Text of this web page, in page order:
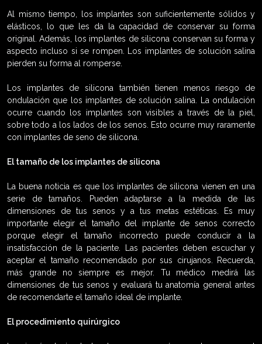
Al mismo tiempo, los implantes son suficientemente sólidos y
elásticos, lo que les da la capacidad de conservar su forma
original. Además, los implantes de silicona conservan su forma y
aspecto incluso si se rompen. Los implantes de solución salina
pierden su forma al romperse.
Los implantes de silicona también tienen menos riesgo de
ondulación que los implantes de solución salina. La ondulación
ocurre cuando los implantes son visibles a través de la piel,
sobre todo a los lados de los senos. Esto ocurre muy raramente
con implantes de seno de silicona.
El tamaño de los implantes de silicona
La buena noticia es que los implantes de silicona vienen en una
serie de tamaños. Pueden adaptarse a la medida de las
dimensiones de tus senos y a tus metas estéticas. Es muy
importante elegir el tamaño del implante de senos correcto
porque elegir el tamaño incorrecto puede conducir a la
insatisfacción de la paciente. Las pacientes deben escuchar y
aceptar el tamaño recomendado por sus cirujanos. Recuerda,
más grande no siempre es mejor. Tu médico medirá las
dimensiones de tus senos y evaluará tu anatomía general antes
de recomendarte el tamaño ideal de implante.
El procedimiento quirúrgico